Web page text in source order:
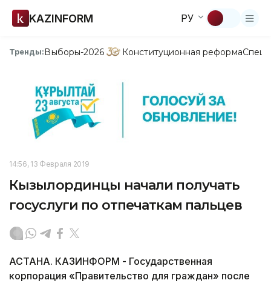
KAZINFORM РУ
Тренды:Выборы-2026 Конституционная реформа
14:56, 13 Февраля 2019
Кызылординцы начали получать
госуслуги по отпечаткам пальцев
АСТАНА. КАЗИНФОРМ - Государственная
корпорация «Правительство для граждан» после